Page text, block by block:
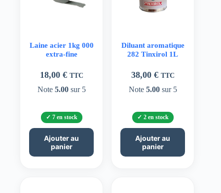
Laine acier 1kg 000
extra-fine
18,00 € TTC
Note 5.00sur 5
7 en stock
Ajouter au
panier
Diluant aromatique
282 Tinxirol 1L
38,00 € TTC
Note 5.00sur 5
2 en stock
Ajouter au
panier